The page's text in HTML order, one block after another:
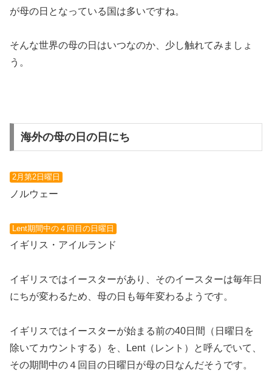
が母の日となっている国は多いですね。
そんな世界の母の日はいつなのか、少し触れてみましょ
う。
海外の母の日の日にち
2月第2日曜日
ノルウェー
Lent期間中の４回目の日曜日
イギリス・アイルランド
イギリスではイースターがあり、そのイースターは毎年日
にちが変わるため、母の日も毎年変わるようです。
イギリスではイースターが始まる前の40日間（日曜日を
除いてカウントする）を、Lent（レント）と呼んでいて、
その期間中の４回目の日曜日が母の日なんだそうです。